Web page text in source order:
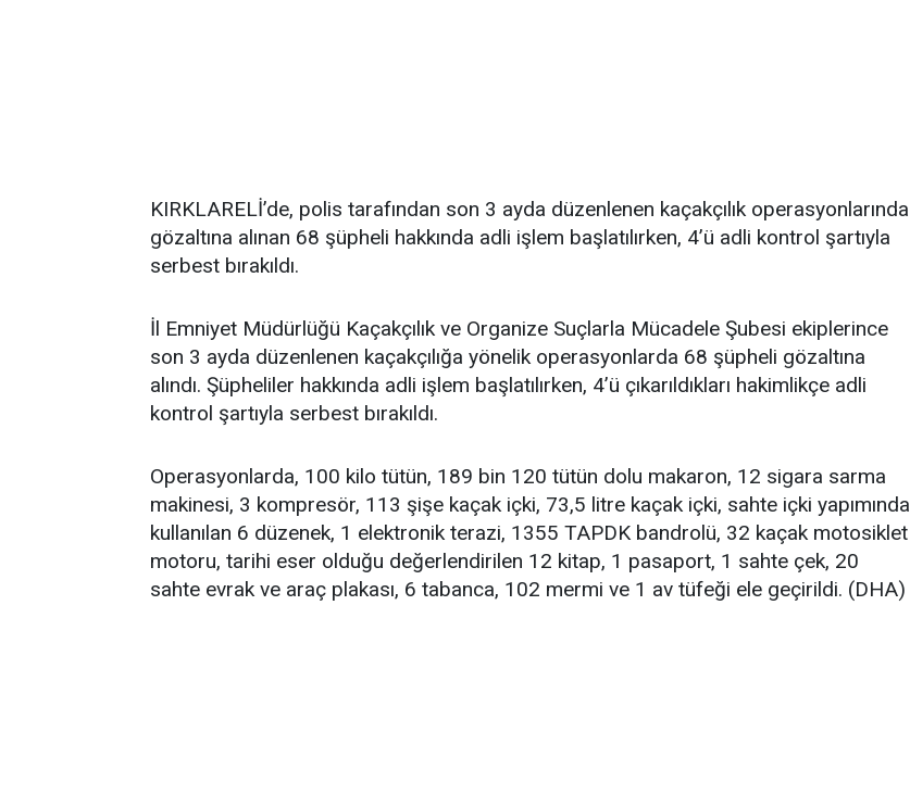
KIRKLARELİ’de, polis tarafından son 3 ayda düzenlenen kaçakçılık operasyonlarında
gözaltına alınan 68 şüpheli hakkında adli işlem başlatılırken, 4’ü adli kontrol şartıyla
serbest bırakıldı.
İl Emniyet Müdürlüğü Kaçakçılık ve Organize Suçlarla Mücadele Şubesi ekiplerince
son 3 ayda düzenlenen kaçakçılığa yönelik operasyonlarda 68 şüpheli gözaltına
alındı. Şüpheliler hakkında adli işlem başlatılırken, 4’ü çıkarıldıkları hakimlikçe adli
kontrol şartıyla serbest bırakıldı.
Operasyonlarda, 100 kilo tütün, 189 bin 120 tütün dolu makaron, 12 sigara sarma
makinesi, 3 kompresör, 113 şişe kaçak içki, 73,5 litre kaçak içki, sahte içki yapımında
kullanılan 6 düzenek, 1 elektronik terazi, 1355 TAPDK bandrolü, 32 kaçak motosiklet
motoru, tarihi eser olduğu değerlendirilen 12 kitap, 1 pasaport, 1 sahte çek, 20
sahte evrak ve araç plakası, 6 tabanca, 102 mermi ve 1 av tüfeği ele geçirildi. (DHA)